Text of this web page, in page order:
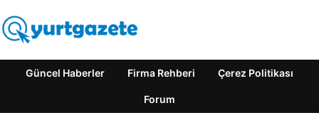
Güncel Haberler Firma Rehberi Çerez Politikası
Forum